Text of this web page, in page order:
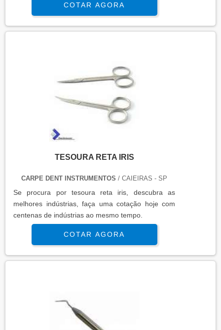
COTAR AGORA
TESOURA RETA IRIS
CARPE DENT INSTRUMENTOS / CAIEIRAS - SP
Se procura por tesoura reta iris, descubra as
melhores indústrias, faça uma cotação hoje com
centenas de indústrias ao mesmo tempo.
COTAR AGORA